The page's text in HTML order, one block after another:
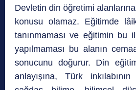
Devletin din öğretimi
konusu olamaz. Eğitimde
tanınmaması ve eğitimin bu
yapılmaması bu alanın
sonucunu doğurur. Din
anlayışına, Türk